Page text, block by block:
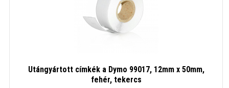
Utángyártott címkék a Dymo 99017, 12mm x 50mm,
fehér, tekercs